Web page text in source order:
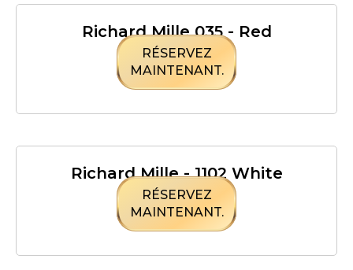
Richard Mille 035 - Red
RÉSERVEZ
MAINTENANT.
Richard Mille - 1102 White
RÉSERVEZ
MAINTENANT.